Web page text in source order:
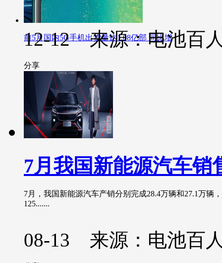
前5月国内5G手机出货量达1.08亿部 同比增
12-12 来源：电池百
分享
7月我国新能源汽车销
7月，我国新能源汽车产销分别完成28.4万辆和27.1万辆
125.......
08-13 来源：电池百